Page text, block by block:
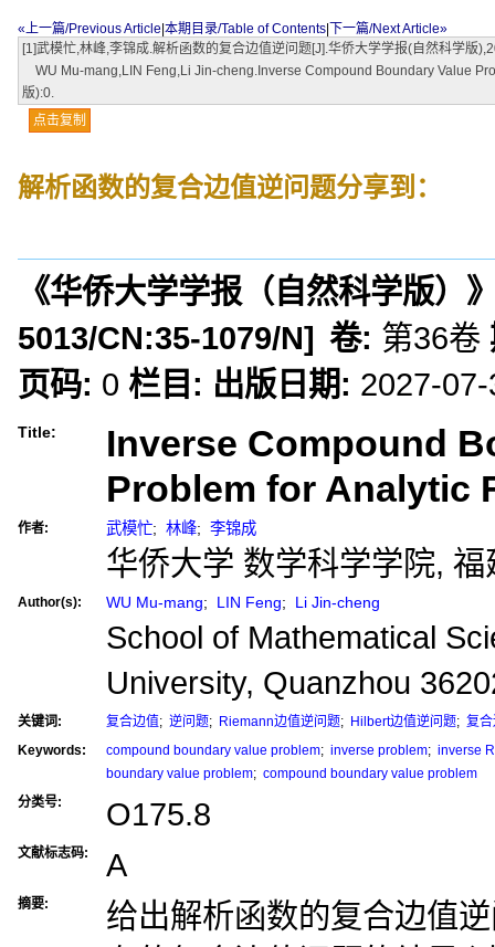
«上一篇/Previous Article 本期目录/Table of Contents
下一篇/Next Article»
[1]武模忙,林峰,李锦成.解析函数的复合边值逆问题[J].华侨大学学报(自然科学版
WU Mu-mang,LIN Feng,Li Jin-cheng.Inverse Compound Boundary Value
版):0.
点击复制
解析函数的复合边值逆问题分享到：
《华侨大学学报（自然科学版）
5013/CN:35-1079/N] 卷: 第36卷
页码: 0 栏目: 出版日期: 2027-
Title:
Inverse Compound
Problem for Analytic
作者: 武模忙; 林峰; 李锦成
华侨大学 数学科学学院,
Author(s): WU Mu-mang; LIN Feng; Li Jin-cheng
School of Mathematical
University, Quanzhou
关键词: 复合边值; 逆问题; Riemann边值逆问题; Hilbert边值逆问题; 复
Keywords:
compound boundary value problem; inverse problem; inverse
boundary value problem; compound boundary value problem
分类号:
O175.8
文献标志码: A
摘要:
给出解析函数的复合边值